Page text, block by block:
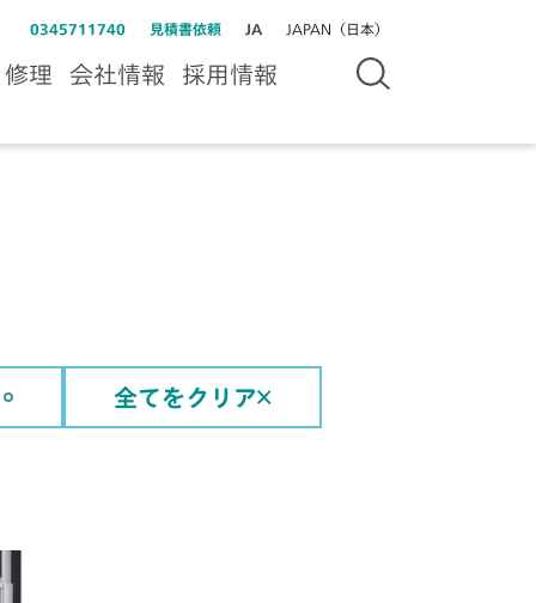
0345711740 見積書依頼 JA JAPAN（日本）
理 会社情報 採用情報
全てをクリア